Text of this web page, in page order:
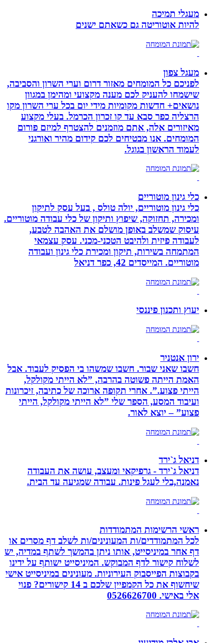
מעגלי תמיכה
להיות אוטוריטה גם כשאתם ישנים
מעגל צפון
לפניכם כל המומחים מאזור דרום וערי השרון והסביבה,
שישמחו להעניק לכם מענה מקצועי ומהימן במגוון
נושאים+ חדשות מקומיות מידי יום בכל ערי השרון מקו
הרצליה כפר סבא עד קו זכרון הכרמל. בעלי מקצוע
מאיזורים אלה, אתם מוזמנים להצטרף למיזם פורום
המומחים. אנו מבטיחים לכם קידום מהיר ואורגני
לעמוד הראשון בגוגל.
כלי גינון מוטוריים
כלי גינון מוטוריים, יולה טולס , בעל עסק לתיקון
ומכירה, תחזוקה, שיפוץ ותיקון של כלי עבודה מוטוריים.
עיסוק שמשלב באופן מושלם את האהבה לטבע,
לעבודה פיזית ולהיבט הטכני-מכני. עסק עצמאי
המתמחה בשירות, תיקון ומכירת כלי גינון ועבודה
מוטוריים. המייסדים 42, כפר דניאל
יעוץ ותכנון פיננסי
ירון אנטניר
חשבו שאני שבור. חשבו שמשהו בי הפסיק לעבוד. אבל
האמת הייתה פשוטה בהרבה, ”לא הייתי מקולקל,
הייתי פצוע.”. אחרי תקופה ארוכה של כתיבה, זיכרונות
ועיבוד המסע, הספר שלי ”לא הייתי מקולקל, הייתי
פצוע” – יוצא לאור.
דניאל ג`ירד
דניאל ג`ירד - גרפיקאי ומעצב, עושה את העבודה
נאמנה,בלי לעגל פינות. עבודה שמגיעה עד הבית.
ראשי הרשימות המתמודדות
לכל המתמודדים/ות המעונינים/ות לשלב דף מסרים או
דף אחר במיניסייט, אותו ניתן בהמשך לשתף במדיה, יש
לשלוח קישור לדף המבוקש. המיניסייט ישותף על ידינו
בקבוצות הפייסבוק העירוניות. מעונינים במיניסייט אישי
שיחשוף את כל הקמפיין שלכם ב 14 קישורים? פנוי
אלי באישי. 0526626700